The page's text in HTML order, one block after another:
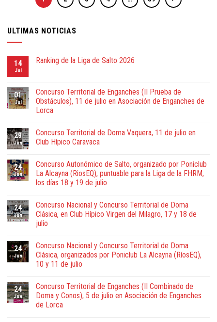
ULTIMAS NOTICIAS
14
Jul
Ranking de la Liga de Salto 2026
01
Jul
Concurso Territorial de Enganches (II Prueba de
Obstáculos), 11 de julio en Asociación de Enganches de
Lorca
29
Jun
Concurso Territorial de Doma Vaquera, 11 de julio en
Club Hípico Caravaca
24
Jun
Concurso Autonómico de Salto, organizado por Poniclub
La Alcayna (RiosEQ), puntuable para la Liga de la FHRM,
los días 18 y 19 de julio
24
Jun
Concurso Nacional y Concurso Territorial de Doma
Clásica, en Club Hípico Virgen del Milagro, 17 y 18 de
julio
24
Jun
Concurso Nacional y Concurso Territorial de Doma
Clásica, organizados por Poniclub La Alcayna (RíosEQ),
10 y 11 de julio
24
Jun
Concurso Territorial de Enganches (II Combinado de
Doma y Conos), 5 de julio en Asociación de Enganches
de Lorca